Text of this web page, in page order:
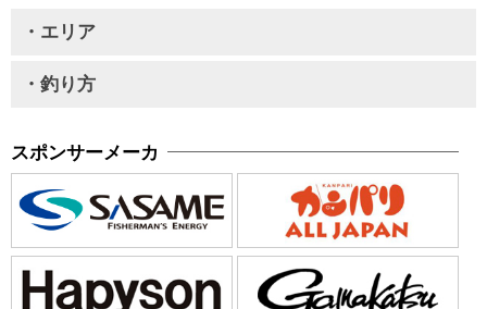
・エリア
・釣り方
スポンサーメーカ